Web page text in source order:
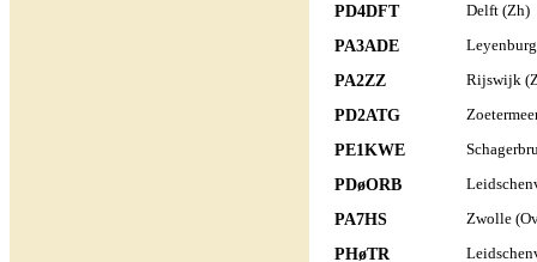
PD4DFT Delft (Zh)
PA3ADE
PA2ZZ Rijswijk
PD2ATG
PE1KWE
PDøORB
PA7HS Zwolle
PHøTR